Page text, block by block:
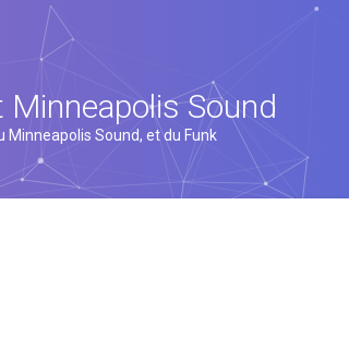
Sound
Minneapolis Sound, et du Funk